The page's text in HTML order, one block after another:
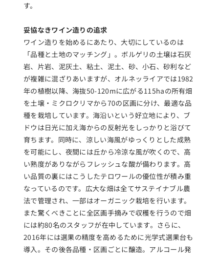
す。
妥協なきワイン造りの追求
ワイン造りを始めるにあたり、大切にしているのは
「品種と土地のマッチング」。ボルゲリの土壌は石灰
岩、片岩、泥灰土、粘土、泥土、砂、小石、砂利など
が複雑に混ざりあいますが、オルネッライアでは1982
年の植樹以降、海抜50-120mに広がる115haの所有畑
を土壌・ミクロクリマから70の区画に分け、最適な品
種を栽培しています。海沿いという好立地により、ブ
ドウは日光に加え海からの反射光をしっかりと浴びて
育ちます。同時に、涼しい海風がゆっくりとした成熟
を可能にし、夜間には丘から冷涼な風が吹くので、高
い熟度がありながらフレッシュな酸が備わります。高
い品質の裏にはこうしたテロワールの優位性が積み重
なっているのです。広大な畑は全てサステイナブル農
法で管理され、一部はオーガニック栽培を行います。
また驚くべきことに全区画手摘みで収穫を行うので畑
には約80名のスタッフが在中しています。さらに、
2016年には選果の精度を高めるために光学式選果台も
導入。その後各品種・区画ごとに醸造。アルコール発